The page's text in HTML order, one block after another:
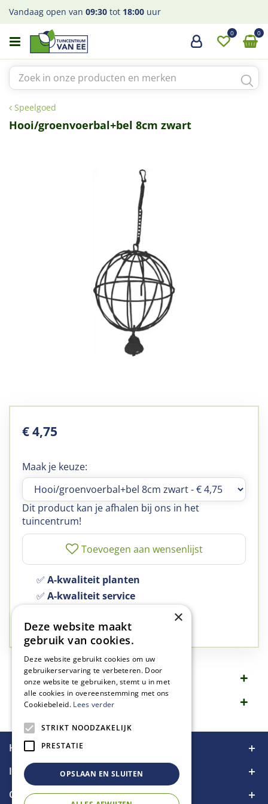
a
Speelgoed
Vandaag open van 09:30 tot 18:00 uur
Hooi/groenvoerbal+bel 8cm zwart
€4,75
Maak je keuze:
Dit product kan je afhalen bij ons in het
tuincentrum!
✅ A-kwaliteit planten
✅ A-kwaliteit service
✅Groen, dat is wat we doen
Omschrijving
Specificaties
Handige links
Informatie
Contact
×
Deze website maakt
gebruik van cookies.
Deze website gebruikt cookies om uw
gebruikerservaring te verbeteren. Door
onze website te gebruiken, stemt u in met
alle cookies in overeenstemming met ons
Cookiebeleid. Lees verder
STRIKT NOODZAKELIJK
PRESTATIE
OPSLAAN EN SLUITEN